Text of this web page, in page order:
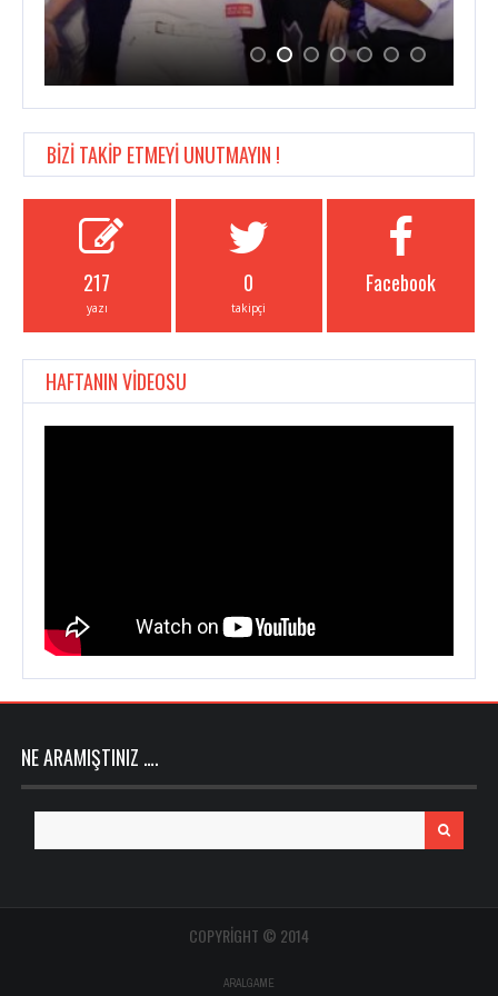
BİZİ TAKİP ETMEYİ UNUTMAYIN !
217
yazı
0
takipçi
Facebook
HAFTANIN VİDEOSU
NE ARAMIŞTINIZ ….
for:
COPYRIGHT © 2014
ARALGAME